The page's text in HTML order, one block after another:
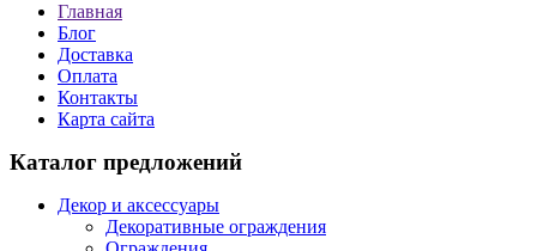
Главная
Блог
Доставка
Оплата
Контакты
Карта сайта
Каталог предложений
Декор и аксессуары
Декоративные ограждения